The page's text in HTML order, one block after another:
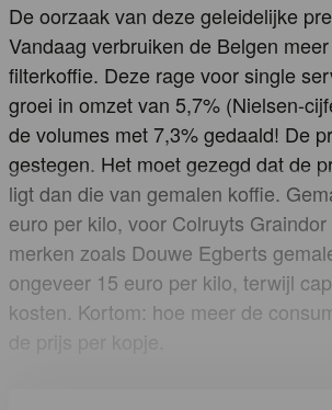
De oorzaak van deze geleidelijke
Vandaag verbruiken de Belgen
filterkoffie. Deze rage voor single
groei in omzet van 5,7% (Nielsen-
de volumes met 7,3% gedaald! De
gestegen. Het moet gezegd dat de
ligt dan die van gemalen koffie.
euro per kilo, voor Colruyts
merken zoals Douwe Egberts
ongeveer 15 euro per kilo, terwijl
kosten. Kortom: hoe meer de
de prijs per kopje.